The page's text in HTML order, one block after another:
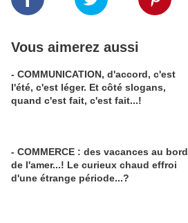
Vous aimerez aussi
- COMMUNICATION, d'accord, c'est
l'été, c'est léger. Et côté slogans,
quand c'est fait, c'est fait...!
- COMMERCE : des vacances au bord
de l'amer...! Le curieux chaud effroi
d'une étrange période...?